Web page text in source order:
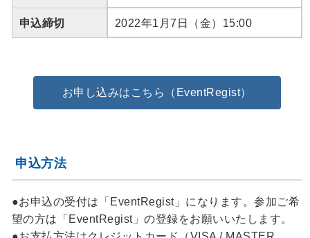
申込締切 2022年1月7日（金）15:00
お申し込みはこちら（EventRegist）
申込方法
●お申込の受付は「EventRegist」になります。参加ご希
望の方は「EventRegist」の登録をお願いいたします。